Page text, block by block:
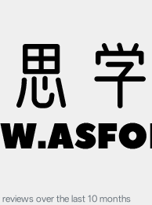
over the last 10 months